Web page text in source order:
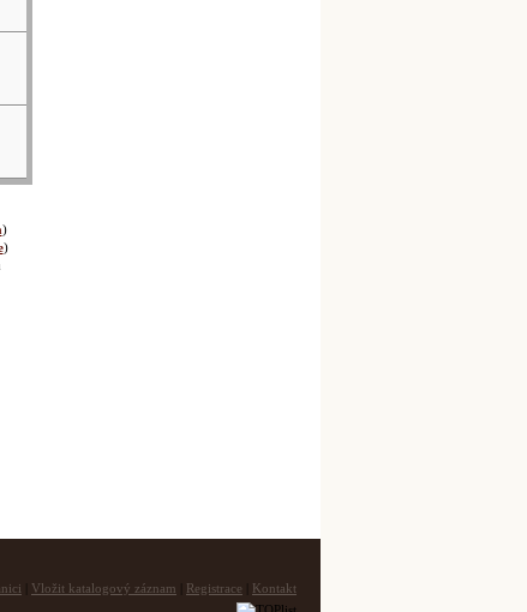
)
)
Vložit katalogový záznam Registrace Kontakt